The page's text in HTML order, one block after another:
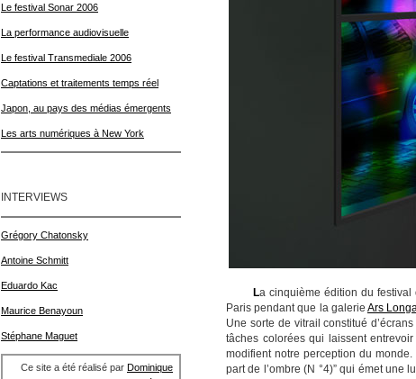
Le festival Sonar 2006
La performance audiovisuelle
Le festival Transmediale 2006
Captations et traitements temps réel
Japon, au pays des médias émergents
Les arts numériques à New York
INTERVIEWS
Grégory Chatonsky
Antoine Schmitt
Eduardo Kac
Maurice Benayoun
Stéphane Maguet
Ce site a été réalisé par Dominique
La cinquième édition du festival
Paris pendant que la galerie Ars
Une sorte de vitrail constitué
tâches colorées qui laissent
modifient notre perception du monde.
part de l’ombre (N °4)” qui émet une